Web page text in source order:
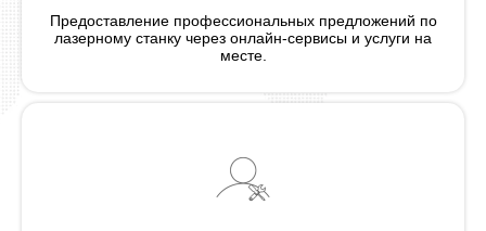
Предоставление профессиональных предложений по
лазерному станку через онлайн-сервисы и услуги на
месте.